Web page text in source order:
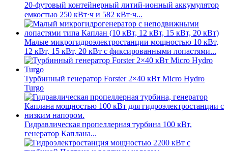
20-футовый контейнерный литий-ионный аккумулятор
емкостью 250 кВт⋅ч и 582 кВт⋅ч...
Малые микрогидроэлектростанции мощностью 10 кВт,
12 кВт, 15 кВт, 20 кВт с фиксированными лопастями...
Турбинный генератор Forster 2×40 кВт Micro Hydro
Turgo
Гидравлическая пропеллерная турбина 100 кВт,
генератор Каплана...